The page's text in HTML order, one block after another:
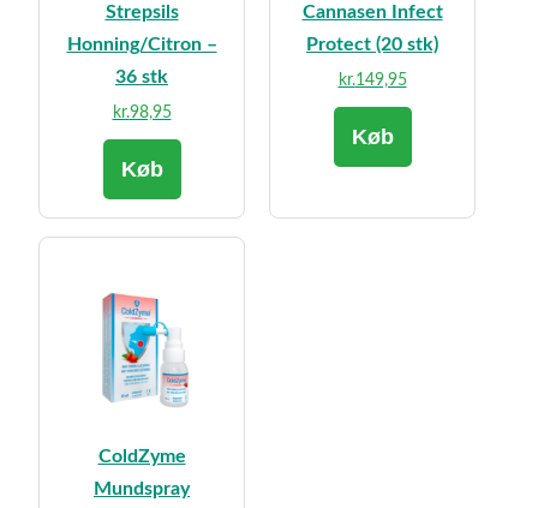
Strepsils
Honning/Citron –
36 stk
kr.98,95
Køb
Cannasen Infect
Protect (20 stk)
kr.149,95
Køb
ColdZyme
Mundspray